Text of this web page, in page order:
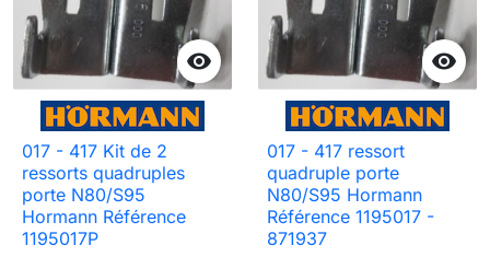

017 - 417 Kit de 2
ressorts quadruples
porte N80/S95
Hormann Référence
1195017P

017 - 417 ressort
quadruple porte
N80/S95 Hormann
Référence 1195017 -
871937